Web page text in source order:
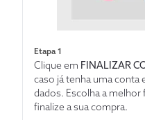
Etapa 1
Clique em FINALIZAR
caso já tenha uma conta
dados. Escolha a
finalize a sua compra.